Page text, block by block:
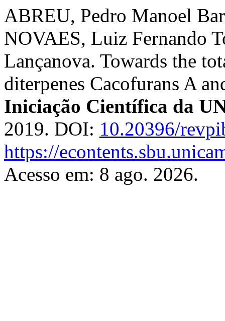
ABREU, Pedro Manoel
NOVAES, Luiz Fernando
Lançanova. Towards the
diterpenes Cacofurans A
Iniciação Científica da
2019. DOI: 10.20396/
https://
Acesso em: 8 ago. 2026.